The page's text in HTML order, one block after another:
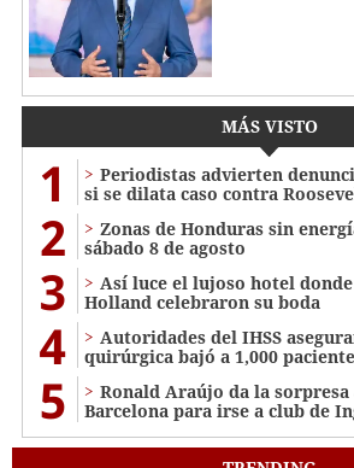
MÁS VISTO
1
Periodistas advierten
si se dilata caso contra
2
Zonas de Honduras sin
sábado 8 de agosto
3
Así luce el lujoso hotel
Holland celebraron su boda
4
Autoridades del IHSS
quirúrgica bajó a 1,000
5
Ronald Araújo da la sorpresa
Barcelona para irse a club de